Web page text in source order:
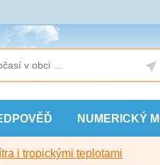
NUMERICKÝ
i tropickými teplotami